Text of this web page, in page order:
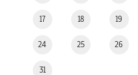
17 18 19
24 25 26
31